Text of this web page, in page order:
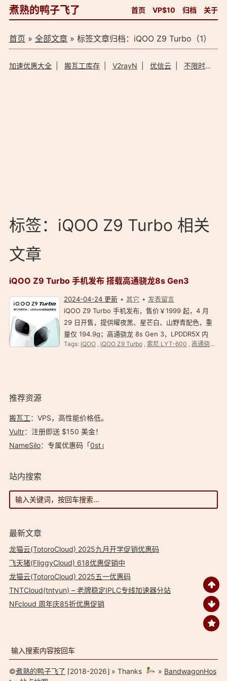
煮熟的鸭子飞了 首页 VP$10 归档 关于
首页 » 全部文章» 标签文章归档：iQOO Z9 Turbo（1）
加速优惠大全| 搬瓦工库存| V2rayN 优信云| 不限时加速器
标签：iQOO Z9 Turbo 相关
文章
iQOO Z9 Turbo 手机发布 搭载高通骁龙8s Gen3
2024-04-24 更新 其它
发表留言
iQOO Z9 Turbo 手机发布，售价￥1999 起，4 月
29 日开售，提供曜夜黑、星芒白、山野青配色，重
量仅 194.9g；高通骁龙 8s Gen 3，LPDDR5X 内
存、 UFS 4.0 闪存，独显芯片 Turbo 。 首发售价：
Tags: iQOO, iQOO Z9 Turbo, 索尼 LYT-600 , 高通骁龙8s Gen3
推荐资源
搬瓦工：VPS，高性能价格低。️
Vultr：注册即送 $150 美金！
NameSilo：专属优惠码「0st」
站内搜索
最新文章
龙猫云(TotoroCloud) 2025九月开学促销优惠码
飞天猪(FliggyCloud) 618优惠促销中
龙猫云(TotoroCloud) 2025五一优惠码
TNTCloud(tntyun) – 老牌稳定IPLC专线加速器分站
NFcloud 周年庆85折优惠促销
©煮熟的鸭子飞了 ⌈2018-2026⌋ » Thanks » BandwagonHos